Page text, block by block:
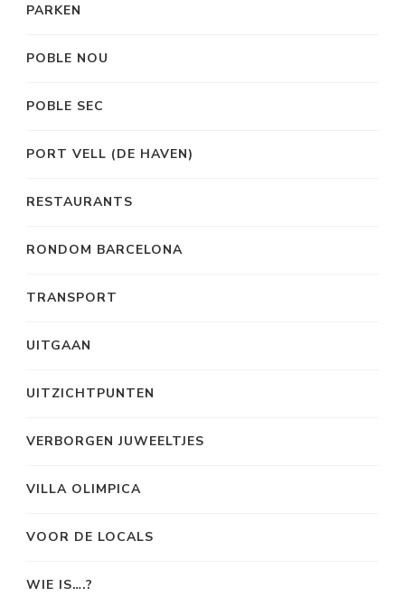
PARKEN
POBLE NOU
POBLE SEC
PORT VELL (DE HAVEN)
RESTAURANTS
RONDOM BARCELONA
TRANSPORT
UITGAAN
UITZICHTPUNTEN
VERBORGEN JUWEELTJES
VILLA OLIMPICA
VOOR DE LOCALS
WIE IS….?